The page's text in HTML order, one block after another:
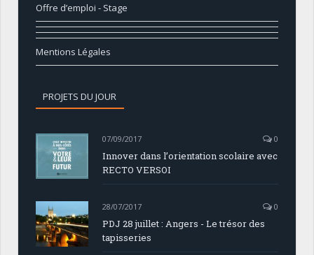
Offre d’emploi - Stage
Mentions Légales
PROJETS DU JOUR
07/09/2017 0
Innover dans l’orientation scolaire avec
RECTO VERSOI
28/07/2017 0
PDJ 28 juillet : Angers - Le trésor des
tapisseries